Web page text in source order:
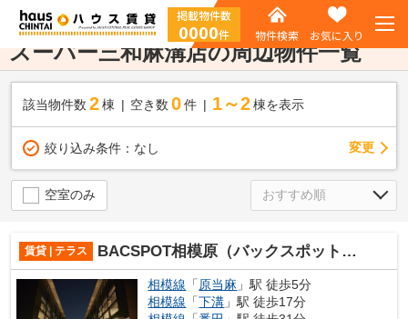
掲載物件数
0000件 物件検索 お気に入り
スーパー三和麻溝店の周辺物件一覧
該当物件数 2棟 空き数 0 件 1～2 棟を表示
絞り込み条件： なし 変更
空室のみ
賃貸 | テラス BACSPOT相模原（バックスポットサガミハラ）
相模線 「 原当麻 」駅 徒歩5分
相模線 「下溝 」駅 徒歩17分